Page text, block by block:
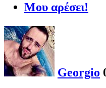
Μου αρέσει!
Georgio